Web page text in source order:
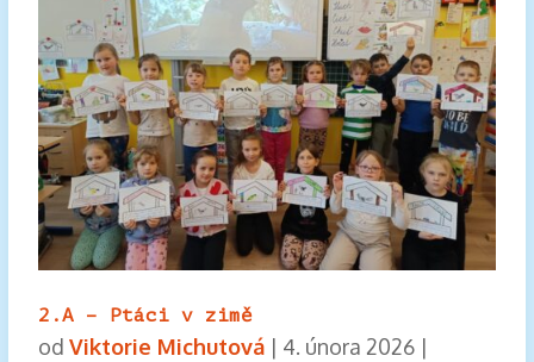
2.A – Ptáci v zimě
od Viktorie Michutová| 4. února 2026|